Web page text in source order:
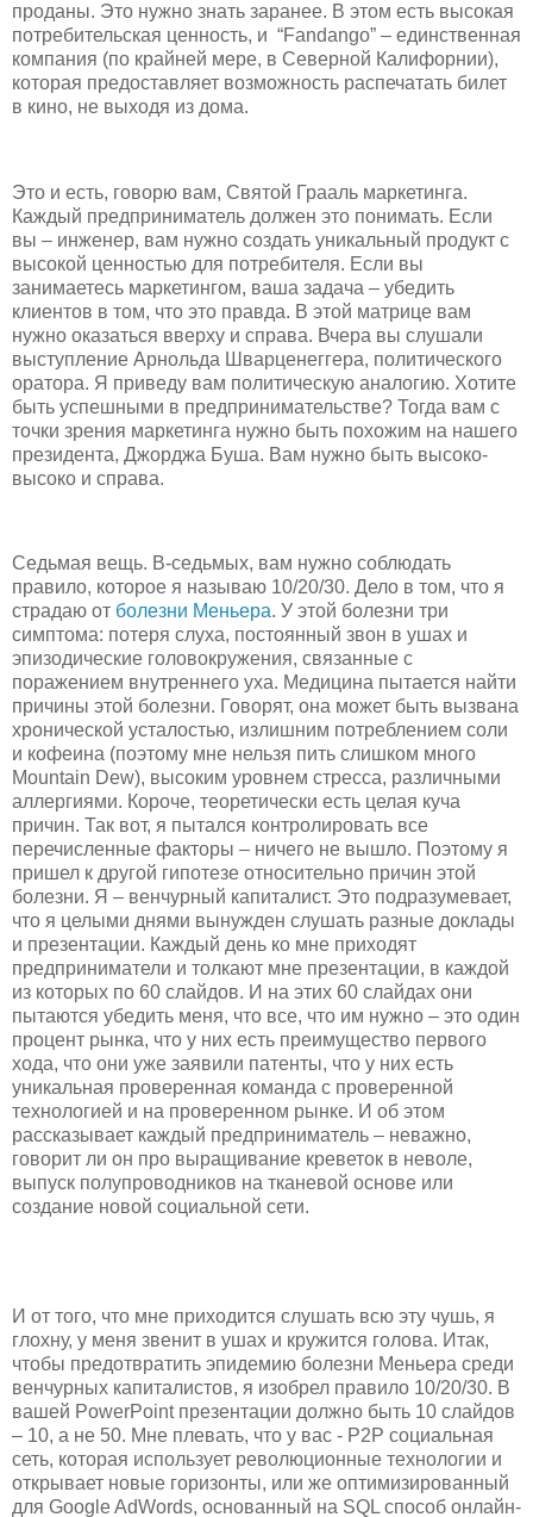
проданы. Это нужно знать заранее. В этом есть высокая
потребительская ценность, и “Fandango” – единственная
компания (по крайней мере, в Северной Калифорнии),
которая предоставляет возможность распечатать билет
в кино, не выходя из дома.
Это и есть, говорю вам, Святой Грааль маркетинга.
Каждый предприниматель должен это понимать. Если
вы – инженер, вам нужно создать уникальный продукт с
высокой ценностью для потребителя. Если вы
занимаетесь маркетингом, ваша задача – убедить
клиентов в том, что это правда. В этой матрице вам
нужно оказаться вверху и справа. Вчера вы слушали
выступление Арнольда Шварценеггера, политического
оратора. Я приведу вам политическую аналогию. Хотите
быть успешными в предпринимательстве? Тогда вам с
точки зрения маркетинга нужно быть похожим на нашего
президента, Джорджа Буша. Вам нужно быть высоко-
высоко и справа.
Седьмая вещь. В-седьмых, вам нужно соблюдать
правило, которое я называю 10/20/30. Дело в том, что я
страдаю от болезни Меньера. У этой болезни три
симптома: потеря слуха, постоянный звон в ушах и
эпизодические головокружения, связанные с
поражением внутреннего уха. Медицина пытается найти
причины этой болезни. Говорят, она может быть вызвана
хронической усталостью, излишним потреблением соли
и кофеина (поэтому мне нельзя пить слишком много
Mountain Dew), высоким уровнем стресса, различными
аллергиями. Короче, теоретически есть целая куча
причин. Так вот, я пытался контролировать все
перечисленные факторы – ничего не вышло. Поэтому я
пришел к другой гипотезе относительно причин этой
болезни. Я – венчурный капиталист. Это подразумевает,
что я целыми днями вынужден слушать разные доклады
и презентации. Каждый день ко мне приходят
предприниматели и толкают мне презентации, в каждой
из которых по 60 слайдов. И на этих 60 слайдах они
пытаются убедить меня, что все, что им нужно – это один
процент рынка, что у них есть преимущество первого
хода, что они уже заявили патенты, что у них есть
уникальная проверенная команда с проверенной
технологией и на проверенном рынке. И об этом
рассказывает каждый предприниматель – неважно,
говорит ли он про выращивание креветок в неволе,
выпуск полупроводников на тканевой основе или
создание новой социальной сети.
И от того, что мне приходится слушать всю эту чушь, я
глохну, у меня звенит в ушах и кружится голова. Итак,
чтобы предотвратить эпидемию болезни Меньера среди
венчурных капиталистов, я изобрел правило 10/20/30. В
вашей PowerPoint презентации должно быть 10 слайдов
– 10, а не 50. Мне плевать, что у вас - P2P социальная
сеть, которая использует революционные технологии и
открывает новые горизонты, или же оптимизированный
для Google AdWords, основанный на SQL способ онлайн-